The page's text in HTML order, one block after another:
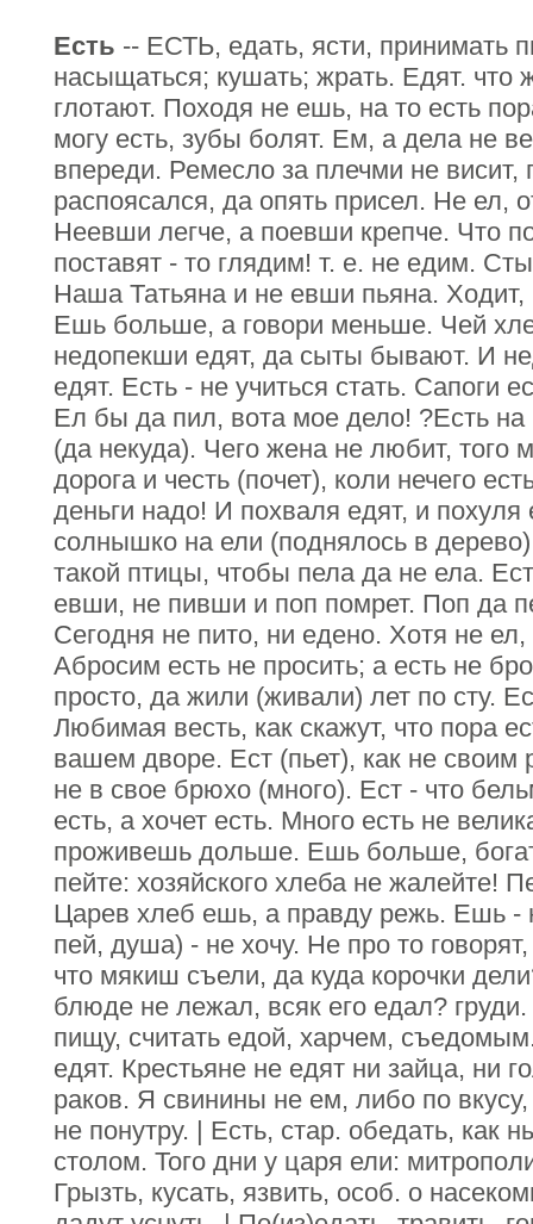
Есть -- ЕСТЬ, едать, ясти, принимать
насыщаться; кушать; жрать. Едят. что
глотают. Походя не ешь, на то есть
могу есть, зубы болят. Ем, а дела не
впереди. Ремесло за плечми не висит,
распоясался, да опять присел. Не ел,
Неевши легче, а поевши крепче. Что
поставят - то глядим! т. е. не едим.
Наша Татьяна и не евши пьяна. Ходит,
Ешь больше, а говори меньше. Чей
недопекши едят, да сыты бывают. И
едят. Есть - не учиться стать. Сапоги
Ел бы да пил, вота мое дело! ?Есть на
(да некуда). Чего жена не любит, того
дорога и честь (почет), коли нечего
деньги надо! И похваля едят, и
солнышко на ели (поднялось в
такой птицы, чтобы пела да не ела.
евши, не пивши и поп помрет. Поп да
Сегодня не пито, ни едено. Хотя не
Абросим есть не просить; а есть не
просто, да жили (живали) лет по сту.
Любимая весть, как скажут, что пора
вашем дворе. Ест (пьет), как не своим
не в свое брюхо (много). Ест - что
есть, а хочет есть. Много есть не
проживешь дольше. Ешь больше,
пейте: хозяйского хлеба не жалейте!
Царев хлеб ешь, а правду режь. Ешь -
пей, душа) - не хочу. Не про то
что мякиш съели, да куда корочки
блюде не лежал, всяк его едал?
пищу, считать едой, харчем,
едят. Крестьяне не едят ни зайца, ни
раков. Я свинины не ем, либо по
не понутру. | Есть, стар. обедать, как
столом. Того дни у царя ели:
Грызть, кусать, язвить, особ. о